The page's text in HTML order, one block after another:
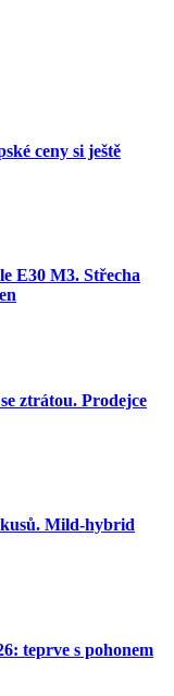
ceny si ještě
E30 M3. Střecha
ztrátou. Prodejce
kusů. Mild-hybrid
teprve s pohonem